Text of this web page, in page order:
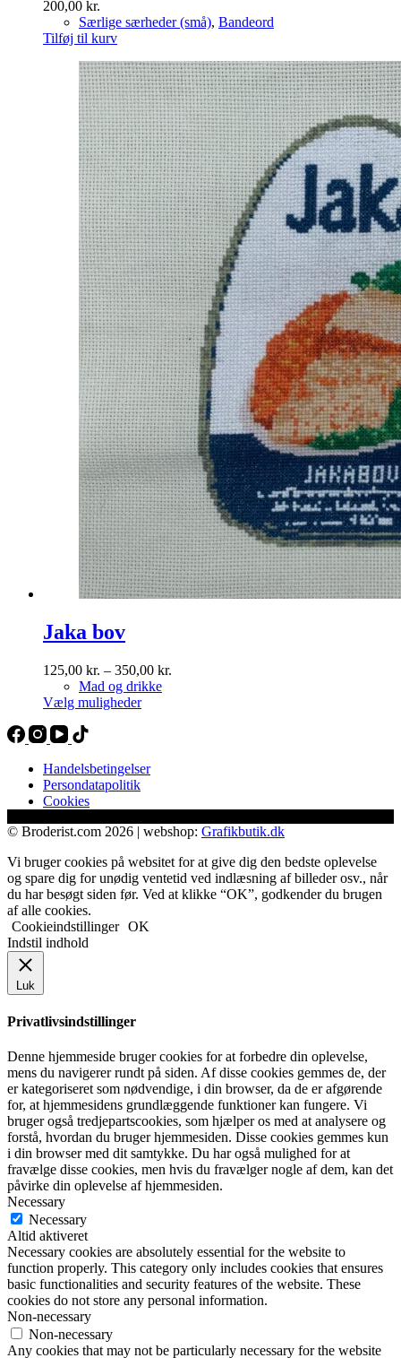
200,00 kr.
Særlige særheder (små), Bandeord
Tilføj til kurv
Jaka bov
125,00 kr. – 350,00 kr.
Mad og drikke
Vælg mulighederDette
varianter.
vælges
på
Handelsbetingelser
Persondatapolitik
Cookies
© Broderist.com 2026 | webshop: Grafikbutik.dk
Vi bruger cookies på websitet for at give dig den bedste oplevelse
og spare dig for unødig ventetid ved indlæsning af billeder osv., når
du har besøgt siden før. Ved at klikke “OK”, godkender du brugen
af alle cookies.
Cookieindstillinger OK
Indstil indhold
Luk
Privatlivsindstillinger
Denne hjemmeside bruger cookies for at forbedre din oplevelse,
mens du navigerer rundt på siden. Af disse cookies gemmes de, der
er kategoriseret som nødvendige, i din browser, da de er afgørende
for, at hjemmesidens grundlæggende funktioner kan fungere. Vi
bruger også tredjepartscookies, som hjælper os med at analysere og
forstå, hvordan du bruger hjemmesiden. Disse cookies gemmes kun
i din browser med dit samtykke. Du har også mulighed for at
fravælge disse cookies, men hvis du fravælger nogle af dem, kan det
påvirke din oplevelse af hjemmesiden.
Necessary
Necessary
Altid aktiveret
Necessary cookies are absolutely essential for the website to
function properly. This category only includes cookies that ensures
basic functionalities and security features of the website. These
cookies do not store any personal information.
Non-necessary
Non-necessary
Any cookies that may not be particularly necessary for the website